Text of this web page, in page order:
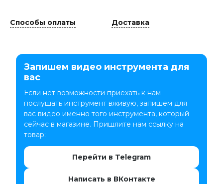
Способы оплаты Доставка
Запишем видео инструмента для
вас
Если нет возможности приехать к нам
послушать инструмент вживую, запишем для
вас видео именно того инструмента, который
сейчас в магазине. Пришлите нам ссылку на
товар:
Перейти в Telegram
Написать в ВКонтакте